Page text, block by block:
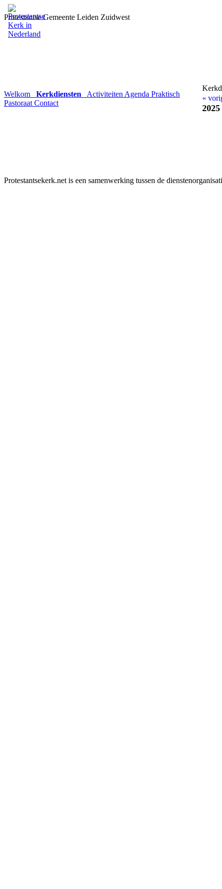
Protestantse Gemeente Leiden Zuidwest
Welkom Kerkdiensten Activiteiten Agenda Praktisch
Pastoraat Contact
«
2025
Protestantsekerk.net is een samenwerking tussen de